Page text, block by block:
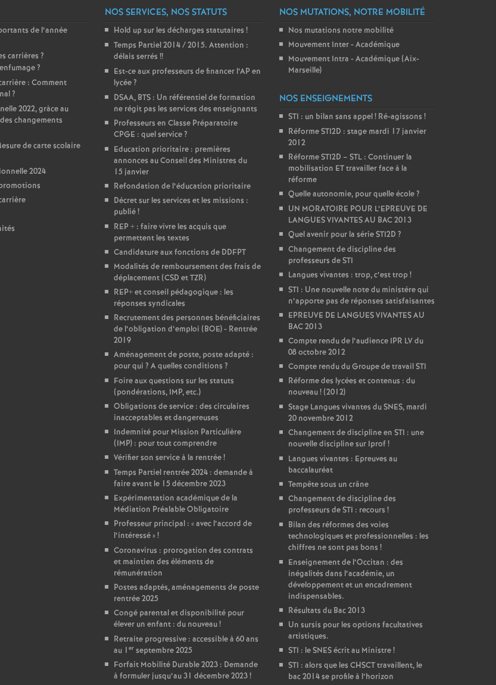
m
e
n
t
s
d
e
de l’année
carrières ?
?
: Comment
?
2022, gràce au
changements
de carte scolaire
2024
NOS SERVICES, NOS STATUTS
Hold up sur les décharges statutaires !
Temps Partiel 2014 / 2015. Attention :
délais serrés !!
Est-ce aux professeurs de financer l’AP en
lycée?
DSAA, BTS : Un référentiel de formation
ne régit pas les services des enseignants
Professeurs en Classe Préparatoire
CPGE : quel service?
Education prioritaire : premières
annonces au Conseil des Ministres du
15 janvier
Refondation de l’éducation prioritaire
Décret sur les services et les missions :
publié!
REP + : faire vivre les acquis que
permettent les textes
Candidature aux fonctions de DDFPT
Modalités de remboursement des frais de
déplacement (CSD et TZR)
REP+ et conseil pédagogique : les
réponses syndicales
Recrutement des personnes bénéficiaires
de l’obligation d’emploi (BOE) - Rentrée
2019
Aménagement de poste, poste adapté :
pour qui ? A quelles conditions ?
Foire aux questions sur les statuts
(pondérations, IMP, etc.)
Obligations de service : des circulaires
inacceptables et dangereuses
Indemnité pour Mission Particulière
(IMP) : pour tout comprendre
Vérifier son service à la rentrée!
Temps Partiel rentrée 2024 : demande à
faire avant le 15 décembre 2023
Expérimentation académique de la
Médiation Préalable Obligatoire
Professeur principal : «avec l’accord de
l’intéressé»!
Coronavirus : prorogation des contrats
et maintien des éléments de
rémunération
Postes adaptés, aménagements de poste
rentrée 2025
Congé parental et disponibilité pour
élever un enfant : du nouveau!
Retraite progressive : accessible à 60 ans
au 1 er septembre 2025
Forfait Mobilité Durable 2023 : Demande
à formuler jusqu’au 31 décembre 2023!
NOS MUTATIONS, NOTRE MOBILITÉ
Nos mutations notre mobilité
Mouvement Inter - Académique
Mouvement Intra - Académique (Aix-
Marseille)
NOS ENSEIGNEMENTS
STI : un bilan sans appel! Ré-agissons !
Réforme STI2D : stage mardi 17 janvier
2012
Réforme STI2D – STL : Continuer la
mobilisation ET travailler face à la
réforme
Quelle autonomie, pour quelle école?
UN MORATOIRE POUR L’EPREUVE DE
LANGUES VIVANTES AU BAC 2013
Quel avenir pour la série STI2D ?
Changement de discipline des
professeurs de STI
Langues vivantes : trop, c’est trop!
STI : Une nouvelle note du ministére qui
n’apporte pas de réponses satisfaisantes
EPREUVE DE LANGUES VIVANTES AU
BAC 2013
Compte rendu de l’audience IPR LV du
08 octobre 2012
Compte rendu du Groupe de travail STI
Réforme des lycées et contenus : du
nouveau! (2012)
Stage Langues vivantes du SNES, mardi
20 novembre 2012
Changement de discipline en STI : une
nouvelle discipline sur Iprof!
Langues vivantes : Epreuves au
baccalauréat
Tempête sous un crâne
Changement de discipline des
professeurs de STI : recours !
Bilan des réformes des voies
technologiques et professionnelles : les
chiffres ne sont pas bons !
Enseignement de l’Occitan : des
inégalités dans l’académie, un
développement et un encadrement
indispensables.
Résultats du Bac 2013
Un sursis pour les options facultatives
artistiques.
STI : le SNES écrit au Ministre!
STI : alors que les CHSCT travaillent, le
bac 2014 se profile à l’horizon